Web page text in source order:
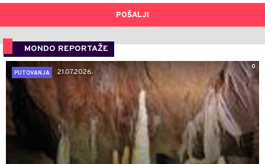
POŠALJI
MONDO REPORTAŽE
0
PUTOVANJA
21.07.2026.